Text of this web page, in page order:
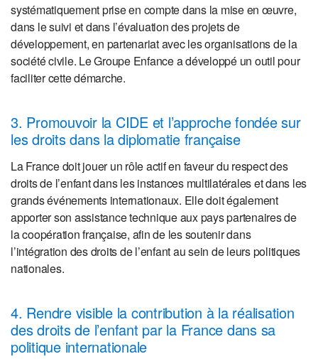
systématiquement prise en compte dans la mise en œuvre,
dans le suivi et dans l’évaluation des projets de
développement, en partenariat avec les organisations de la
société civile. Le Groupe Enfance a développé un outil pour
faciliter cette démarche.
3. Promouvoir la CIDE et l’approche fondée sur
les droits dans la diplomatie française
La France doit jouer un rôle actif en faveur du respect des
droits de l’enfant dans les instances multilatérales et dans les
grands événements internationaux. Elle doit également
apporter son assistance technique aux pays partenaires de
la coopération française, afin de les soutenir dans
l’intégration des droits de l’enfant au sein de leurs politiques
nationales.
4. Rendre visible la contribution à la réalisation
des droits de l’enfant par la France dans sa
politique internationale